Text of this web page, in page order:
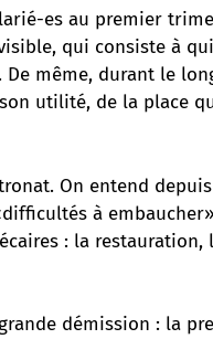
es au premier
qui consiste à
De même, durant le
utilité, de la place
On entend
à
: la restauration,
démission : la